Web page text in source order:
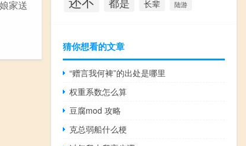
家送
长辈 陆游
猜你想看的文章
“赠言我何裨”的出处是哪里
权重系数怎么算
豆腐mod 攻略
克总弱船什么梗